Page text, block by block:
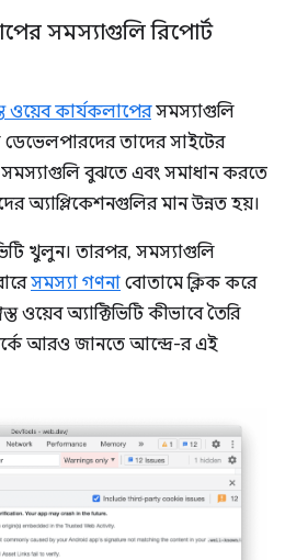
সমস্যাগুলি রিপোর্ট
ওয়েব কার্যকলাপেরসমস্যাগুলি
তাদের সাইটের
সমস্যাগুলি বুঝতে এবং সমাধান করতে
অ্যাপ্লিকেশনগুলির মান উন্নত হয়।
খুলুন। তারপর, সমস্যাগুলি
সমস্যা গণনা বোতামে ক্লিক করে
ওয়েব অ্যাক্টিভিটি কীভাবে তৈরি
আরও জানতে আন্দ্রে-র এই